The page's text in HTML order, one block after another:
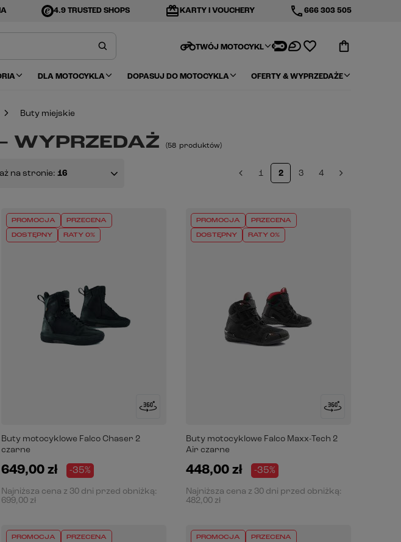
4.9 TRUSTED SHOPS redeem KARTY I VOUCHERY phone666 303 505
motorcycleTWÓJ MOTOCYKL
DLA MOTOCYKLA DOPASUJ DO MOTOCYKLA OFERTY & WYPRZEDAŻE
Buty miejskie
WYPRZEDAŻ (58 produktów)
na stronie: 16 1 2 3 4
PROMOCJA PRZECENA
DOSTĘPNY RATY 0%
Buty motocyklowe Falco Chaser 2
czarne
649,00 zł -35%
Najniższa cena z 30 dni przed obniżką:
699,00 zł
PROMOCJA PRZECENA
DOSTĘPNY RATY 0%
Buty motocyklowe Falco Maxx-Tech 2
Air czarne
448,00 zł -35%
Najniższa cena z 30 dni przed obniżką:
482,00 zł
PROMOCJA PRZECENA PROMOCJA PRZECENA